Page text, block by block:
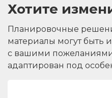
Хотите
Планировочные
материалы могут быть
с вашими
адаптирован под